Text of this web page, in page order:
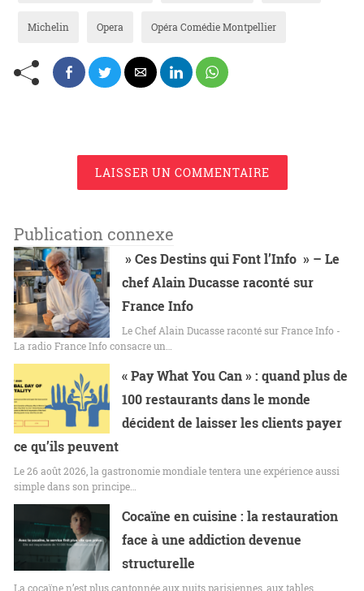
Michelin Opera Opéra Comédie Montpellier
LAISSER UN COMMENTAIRE
Publication connexe
» Ces Destins qui Font l’Info » – Le
chef Alain Ducasse raconté sur
France Info
Le Chef Alain Ducasse raconté sur France Info -
La radio France Info consacre un…
« Pay What You Can » : quand plus de
100 restaurants dans le monde
décident de laisser les clients payer
ce qu’ils peuvent
Le 26 août 2026, la gastronomie mondiale tentera une expérience aussi
simple dans son principe…
Cocaïne en cuisine : la restauration
face à une addiction devenue
structurelle
La cocaïne n’est plus cantonnée aux nuits parisiennes, aux tables